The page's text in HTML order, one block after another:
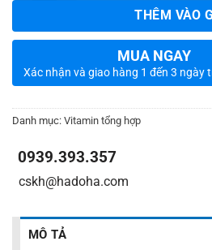
THÊM VÀO
MUA NGAY
Xác nhận và giao hàng 1 đến 3 ngày
Danh mục: Vitamin tổng hợp
0939.393.357
cskh@hadoha.com
MÔ TẢ